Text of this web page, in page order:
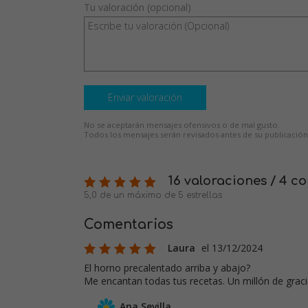
Tu valoración (opcional)
Enviar valoración
No se aceptarán mensajes ofensivos o de mal gusto.
Todos los mensajes serán revisados antes de su
16 valoraciones / 4
5,0 de un máximo de 5 estrellas
Comentarios
Laura el 13/12/2024
El horno precalentado arriba y abajo?
Me encantan todas tus recetas. Un millón de